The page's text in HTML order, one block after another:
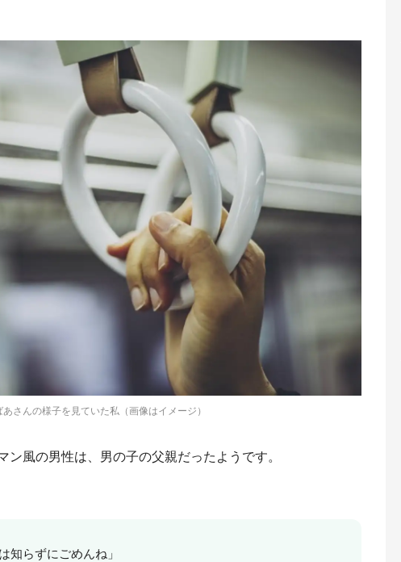
あさんの様子を見ていた私（画像はイメージ）
ン風の男性は、男の子の父親だったようです。
知らずにごめんね」